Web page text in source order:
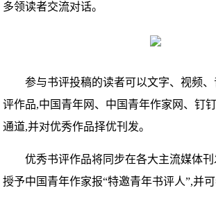
多领读者交流对话。
参与书评投稿的读者可以文字、视频
评作品,中国青年网、中国青年作家网、钉
通道,并对优秀作品择优刊发。
优秀书评作品将同步在各大主流媒体
授予中国青年作家报“特邀青年书评人”,并